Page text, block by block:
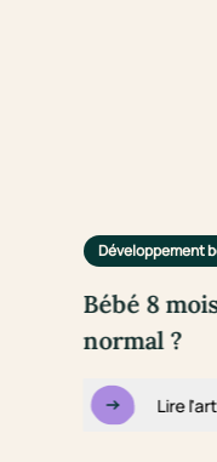
Développement
Bébé 8
normal ?
Lire